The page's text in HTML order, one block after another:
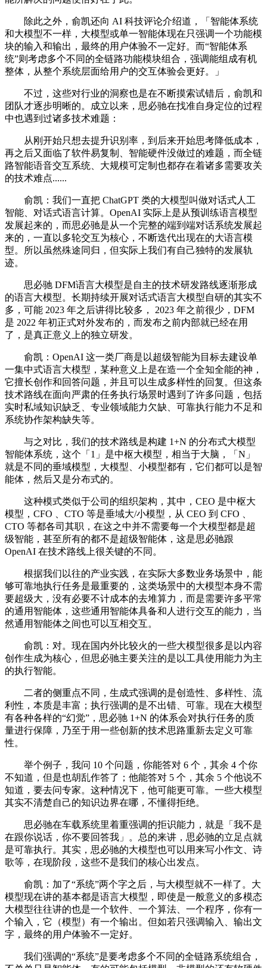
除此之外，俞凯还向 AI 科技评论介绍道，「智能体系统
和大模型不一样，大模型或单一智能体现在只强调一个功能模
块的输入和输出，最终的用户体验不一定好。而“智能体系
统”则考虑多个不同的全链路功能模块组合，强调能组成有机
整体，从整个系统层面给用户的交互体验会更好。」
不过，这些对行业的洞察也是在不断摸索试错后，俞凯和
团队才逐步明晰的。成立以来，思必驰在找准自身定位的过程
中也遇到过诸多技术难题：
从刚开始只想去提升识别率，到后来开始思考降低成本，
再之后又面临了软件易复制、智能硬件没做过的难题，而全链
路智能语音交互系统、大规模可定制也都存在着诸多需要攻关
的技术难点......
俞凯：我们一直把 ChatGPT 类的大模型叫做对话式人工
智能、对话式语言计算。OpenAI 实际上是从预训练语言模型
发展起来的，而思必驰是从一个完整的端到端对话系统发展起
来的，一直以多轮交互为核心，不断迭代出现在的大语言模
型。所以虽然殊途同归，但实际上我们有自己独特的发展轨
迹。
思必驰 DFM语言大模型是自主的技术研发路线逐渐形成
的语言大模型。长期持续开展对话式语言大模型自研的其实不
多，可能 2023 年之后讲得比较多， 2023 年之前很少，DFM
是 2022 年初正式对外发布的，而发布之前内部就已经在用
了，是真正意义上的独立研发。
俞凯：OpenAI 这一类厂商是以超级智能为目标去建设单
一集中式语言大模型，某种意义上是在造一个全知全能的神，
它擅长创作和回答问题，并且可以生成多样性的回复。但这条
技术路线在面向严肃的任务执行场景时遇到了许多问题，包括
实时私域知识缺乏、专业领域能力欠缺、可靠执行能力不足和
系统协作架构缺失等。
与之对比，我们的技术路线是构建 1+N 的分布式大模型
智能体系统，这个「1」是中枢大模型，相当于大脑，「N」
就是不同的垂域模型，大模型、小模型都有，它们都可以是智
能体，然后又是分布式的。
这种模式类似于公司的组织架构，其中，CEO 是中枢大
模型，CFO 、CTO 等是垂域大/小模型，从 CEO 到 CFO 、
CTO 等都各司其职，在这之中并不需要每一个大模型都是超
级智能，甚至所有的都不是超级智能体，这是思必驰跟
OpenAI 在技术路线上很关键的不同。
根据我们以往的产业实践，在实际大多数业务场景中，能
够可靠地执行任务是最重要的，这类场景中的大模型本身不需
要超级大，没有必要不计成本的去堆算力，而是需要许多平常
的通用智能体，这些通用智能体具备和人进行交互的能力，当
然通用智能体之间也可以互相交互。
俞凯：对。现在国内外比较火的一些大模型很多是以内容
创作生成为核心，但思必驰主要关注的是以工具使用能力为主
的执行智能。
二者的侧重点不同，生成式强调的是创造性、多样性、流
利性，本质是丰富；执行强调的是不出错、可靠。现在大模型
有各种各样的“幻觉”，思必驰 1+N 的体系会对执行任务的质
量进行保障，乃至于用一些创新的技术思路重新去定义可靠
性。
举个例子，我问 10 个问题，你能答对 6 个，其余 4 个你
不知道，但是也胡乱作答了；他能答对 5 个，其余 5 个他说不
知道，要去问专家。这种情况下，他可能更可靠。一些大模型
其实不清楚自己的知识边界在哪，不懂得拒绝。
思必驰在车载系统里着重强调的拒识能力，就是「我不是
在跟你说话，你不要回答我」。总的来讲，思必驰的立足点就
是可靠执行。其实，思必驰的大模型也可以用来写小作文、诗
歌等，在现阶段，这些不是我们的核心出发点。
俞凯：加了“系统”两个字之后，与大模型就不一样了。大
模型现在讲的基本都是语言大模型，即使是一般意义的多模态
大模型往往讲的也是一个软件、一个算法、一个程序，你有一
个输入，它（模型）有一个输出。但如若只强调输入、输出文
字，最终的用户体验不一定好。
我们强调的“系统”是要考虑多个不同的全链路系统组合，